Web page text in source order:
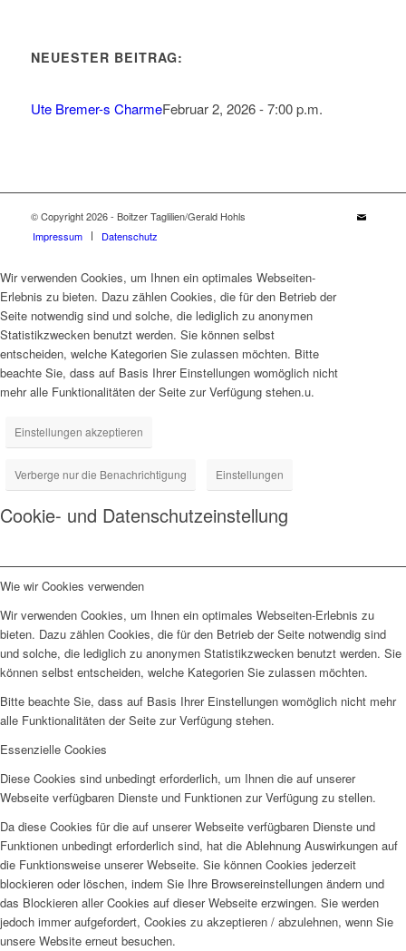
NEUESTER BEITRAG:
Ute Bremer-s CharmeFebruar 2, 2026 - 7:00 p.m.
© Copyright 2026 - Boitzer Taglilien/Gerald Hohls
Impressum
Datenschutz
Wir verwenden Cookies, um Ihnen ein optimales Webseiten-
Erlebnis zu bieten. Dazu zählen Cookies, die für den Betrieb der
Seite notwendig sind und solche, die lediglich zu anonymen
Statistikzwecken benutzt werden. Sie können selbst
entscheiden, welche Kategorien Sie zulassen möchten. Bitte
beachte Sie, dass auf Basis Ihrer Einstellungen womöglich nicht
mehr alle Funktionalitäten der Seite zur Verfügung stehen.u.
Einstellungen akzeptieren
Verberge nur die Benachrichtigung Einstellungen
Cookie- und Datenschutzeinstellung
Wie wir Cookies verwenden
Wir verwenden Cookies, um Ihnen ein optimales Webseiten-Erlebnis zu
bieten. Dazu zählen Cookies, die für den Betrieb der Seite notwendig sind
und solche, die lediglich zu anonymen Statistikzwecken benutzt werden. Sie
können selbst entscheiden, welche Kategorien Sie zulassen möchten.
Bitte beachte Sie, dass auf Basis Ihrer Einstellungen womöglich nicht mehr
alle Funktionalitäten der Seite zur Verfügung stehen.
Essenzielle Cookies
Diese Cookies sind unbedingt erforderlich, um Ihnen die auf unserer
Webseite verfügbaren Dienste und Funktionen zur Verfügung zu stellen.
Da diese Cookies für die auf unserer Webseite verfügbaren Dienste und
Funktionen unbedingt erforderlich sind, hat die Ablehnung Auswirkungen auf
die Funktionsweise unserer Webseite. Sie können Cookies jederzeit
blockieren oder löschen, indem Sie Ihre Browsereinstellungen ändern und
das Blockieren aller Cookies auf dieser Webseite erzwingen. Sie werden
jedoch immer aufgefordert, Cookies zu akzeptieren / abzulehnen, wenn Sie
unsere Website erneut besuchen.